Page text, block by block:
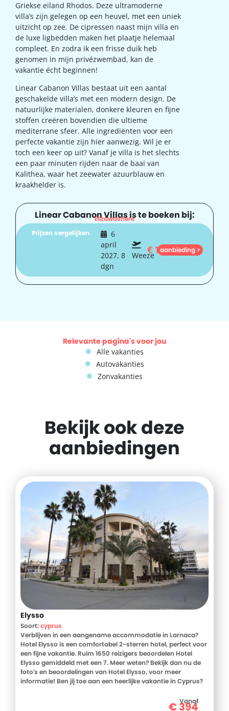
Griekse eiland Rhodos. Deze ultramoderne
villa’s zijn gelegen op een heuvel, met een uniek
uitzicht op zee. De cipressen naast mijn villa en
de luxe ligbedden maken het plaatje helemaal
compleet. En zodra ik een frisse duik heb
genomen in mijn privézwembad, kan de
vakantie écht beginnen!
Linear Cabanon Villas bestaat uit een aantal
geschakelde villa’s met een modern design. De
natuurlijke materialen, donkere kleuren en fijne
stoffen creëren bovendien die ultieme
mediterrane sfeer. Alle ingrediënten voor een
perfecte vakantie zijn hier aanwezig. Wil je er
toch een keer op uit? Vanaf je villa is het slechts
een paar minuten rijden naar de baai van
Kalithea, waar het zeewater azuurblauw en
kraakhelder is.
Linear Cabanon Villas is te boeken bij:
Elizawashere
Prijzen vergelijken
6
april
2027, 8
dgn
Weeze
€1.241
aanbieding >
Relevante pagina's voor jou
Alle vakanties
Autovakanties
Zonvakanties
Bekijk ook deze
aanbiedingen
Elysso
Soort:cyprus
Verblijven in een aangename accommodatie in Larnaca?
Hotel Elysso is een comfortabel 2-sterren hotel, perfect voor
een fijne vakantie. Ruim 1650 reizigers beoordelen Hotel
Elysso gemiddeld met een 7. Meer weten? Bekijk dan nu de
foto's en beoordelingen van Hotel Elysso, voor meer
informatie! Ben jij toe aan een heerlijke vakantie in Cyprus?
Vanaf
€394